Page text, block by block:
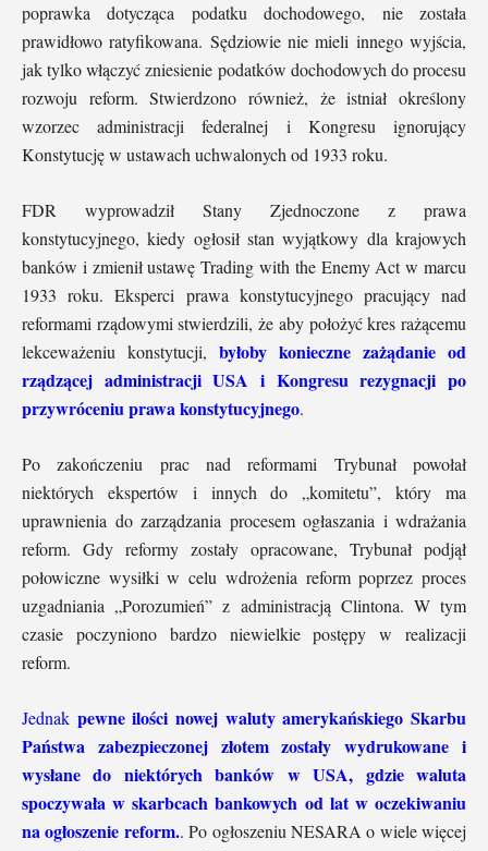
poprawka dotycząca podatku dochodowego, nie została
prawidłowo ratyfikowana. Sędziowie nie mieli innego wyjścia,
jak tylko włączyć zniesienie podatków dochodowych do procesu
rozwoju reform. Stwierdzono również, że istniał określony
wzorzec administracji federalnej i Kongresu ignorujący
Konstytucję w ustawach uchwalonych od 1933 roku.
FDR wyprowadził Stany Zjednoczone z prawa
konstytucyjnego, kiedy ogłosił stan wyjątkowy dla krajowych
banków i zmienił ustawę Trading with the Enemy Act w marcu
1933 roku. Eksperci prawa konstytucyjnego pracujący nad
reformami rządowymi stwierdzili, że aby położyć kres rażącemu
lekceważeniu konstytucji, byłoby konieczne zażądanie od
rządzącej administracji USA i Kongresu rezygnacji po
przywróceniu prawa konstytucyjnego.
Po zakończeniu prac nad reformami Trybunał powołał
niektórych ekspertów i innych do „komitetu”, który ma
uprawnienia do zarządzania procesem ogłaszania i wdrażania
reform. Gdy reformy zostały opracowane, Trybunał podjął
połowiczne wysiłki w celu wdrożenia reform poprzez proces
uzgadniania „Porozumień” z administracją Clintona. W tym
czasie poczyniono bardzo niewielkie postępy w realizacji
reform.
Jednak pewne ilości nowej waluty amerykańskiego Skarbu
Państwa zabezpieczonej złotem zostały wydrukowane i
wysłane do niektórych banków w USA, gdzie waluta
spoczywała w skarbcach bankowych od lat w oczekiwaniu
na ogłoszenie reform.. Po ogłoszeniu NESARA o wiele więcej